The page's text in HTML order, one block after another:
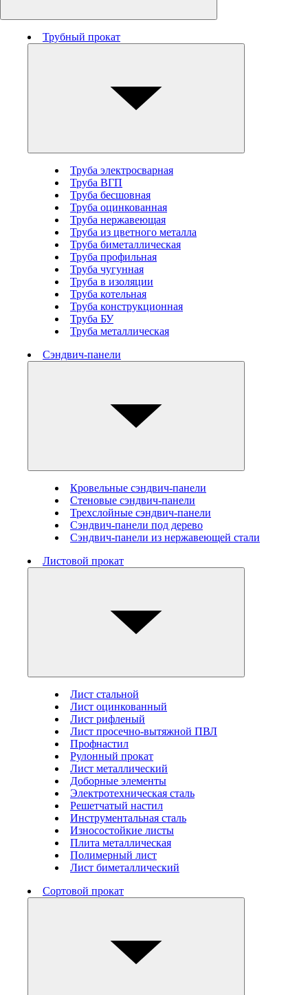
Трубный прокат
Труба электросварная
Труба ВГП
Труба бесшовная
Труба оцинкованная
Труба нержавеющая
Труба из цветного металла
Труба биметаллическая
Труба профильная
Труба чугунная
Труба в изоляции
Труба котельная
Труба конструкционная
Труба БУ
Труба металлическая
Сэндвич-панели
Кровельные сэндвич-панели
Стеновые cэндвич-панели
Трехслойные сэндвич-панели
Сэндвич-панели под дерево
Сэндвич-панели из нержавеющей стали
Листовой прокат
Лист стальной
Лист оцинкованный
Лист рифленый
Лист просечно-вытяжной ПВЛ
Профнастил
Рулонный прокат
Лист металлический
Доборные элементы
Электротехническая сталь
Решетчатый настил
Инструментальная сталь
Износостойкие листы
Плита металлическая
Полимерный лист
Лист биметаллический
Сортовой прокат